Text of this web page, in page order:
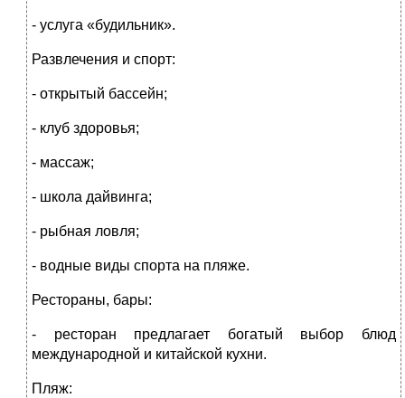
- услуга «будильник».
Развлечения и спорт:
- открытый бассейн;
- клуб здоровья;
- массаж;
- школа дайвинга;
- рыбная ловля;
- водные виды спорта на пляже.
Рестораны, бары:
- ресторан предлагает богатый выбор блюд
международной и китайской кухни.
Пляж: